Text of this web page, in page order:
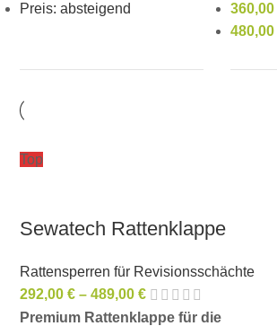
Preis: absteigend
360,00
480,00
Top
Sewatech Rattenklappe
Rattensperren für Revisionsschächte
292,00 €– 489,00 €
Premium Rattenklappe für die